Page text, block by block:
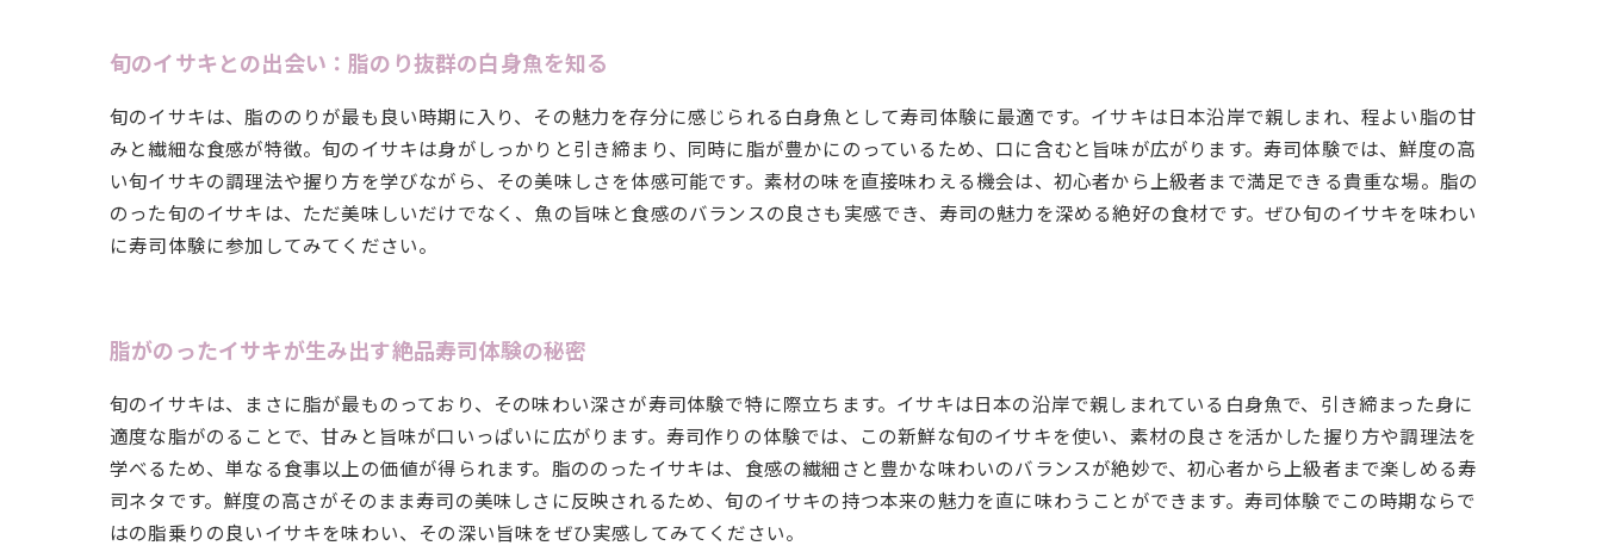
旬のイサキとの出会い：脂のり抜群の白身魚を知る
旬のイサキは、脂ののりが最も良い時期に入り、その魅力を存分に感じられる白身魚として寿司体験に最適です。イサキは日本沿岸で親しまれ、程よい脂の甘
みと繊細な食感が特徴。旬のイサキは身がしっかりと引き締まり、同時に脂が豊かにのっているため、口に含むと旨味が広がります。寿司体験では、鮮度の高
い旬イサキの調理法や握り方を学びながら、その美味しさを体感可能です。素材の味を直接味わえる機会は、初心者から上級者まで満足できる貴重な場。脂の
のった旬のイサキは、ただ美味しいだけでなく、魚の旨味と食感のバランスの良さも実感でき、寿司の魅力を深める絶好の食材です。ぜひ旬のイサキを味わい
に寿司体験に参加してみてください。
脂がのったイサキが生み出す絶品寿司体験の秘密
旬のイサキは、まさに脂が最ものっており、その味わい深さが寿司体験で特に際立ちます。イサキは日本の沿岸で親しまれている白身魚で、引き締まった身に
適度な脂がのることで、甘みと旨味が口いっぱいに広がります。寿司作りの体験では、この新鮮な旬のイサキを使い、素材の良さを活かした握り方や調理法を
学べるため、単なる食事以上の価値が得られます。脂ののったイサキは、食感の繊細さと豊かな味わいのバランスが絶妙で、初心者から上級者まで楽しめる寿
司ネタです。鮮度の高さがそのまま寿司の美味しさに反映されるため、旬のイサキの持つ本来の魅力を直に味わうことができます。寿司体験でこの時期ならで
はの脂乗りの良いイサキを味わい、その深い旨味をぜひ実感してみてください。